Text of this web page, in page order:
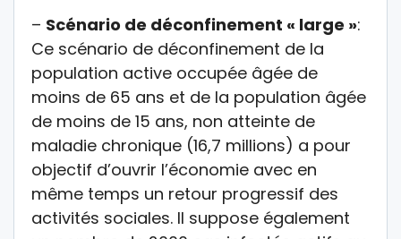
– Scénario de déconfinement « large »:
Ce scénario de déconfinement de la
population active occupée âgée de
moins de 65 ans et de la population âgée
de moins de 15 ans, non atteinte de
maladie chronique (16,7 millions) a pour
objectif d’ouvrir l’économie avec en
même temps un retour progressif des
activités sociales. Il suppose également